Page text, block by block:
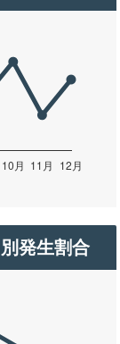
発生割合